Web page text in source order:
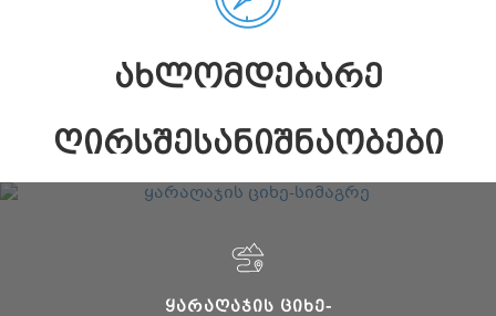
ᲐᲮᲚᲝᲛᲓᲔᲑᲐᲠᲔ
ᲦᲘᲠᲡᲨᲔᲡᲐᲜᲘᲨᲜᲐᲝᲑᲔᲑᲘ
ᲧᲐᲠᲐᲦᲐᲯᲘᲡ ᲪᲘᲮᲔ-